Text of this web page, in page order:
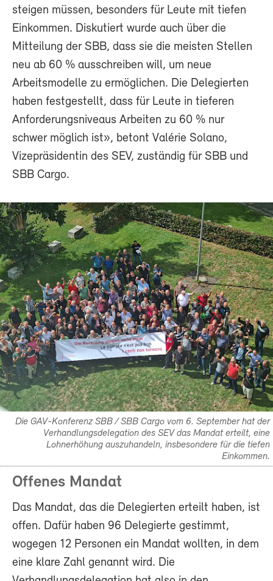
steigen müssen, besonders für Leute mit tiefen
Einkommen. Diskutiert wurde auch über die
Mitteilung der SBB, dass sie die meisten Stellen
neu ab 60 % ausschreiben will, um neue
Arbeitsmodelle zu ermöglichen. Die Delegierten
haben festgestellt, dass für Leute in tieferen
Anforderungsniveaus Arbeiten zu 60 % nur
schwer möglich ist», betont Valérie Solano,
Vizepräsidentin des SEV, zuständig für SBB und
SBB Cargo.
Die GAV-Konferenz SBB / SBB Cargo vom 6. September hat der
Verhandlungsdelegation des SEV das Mandat erteilt, eine
Lohnerhöhung auszuhandeln, insbesondere für die tiefen
Einkommen.
Offenes Mandat
Das Mandat, das die Delegierten erteilt haben, ist
offen. Dafür haben 96 Delegierte gestimmt,
wogegen 12 Personen ein Mandat wollten, in dem
eine klare Zahl genannt wird. Die